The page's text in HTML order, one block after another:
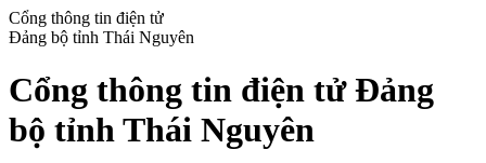
Cổng thông tin điện tử
Đảng bộ tỉnh Thái Nguyên
Cổng thông tin điện tử Đảng
bộ tỉnh Thái Nguyên